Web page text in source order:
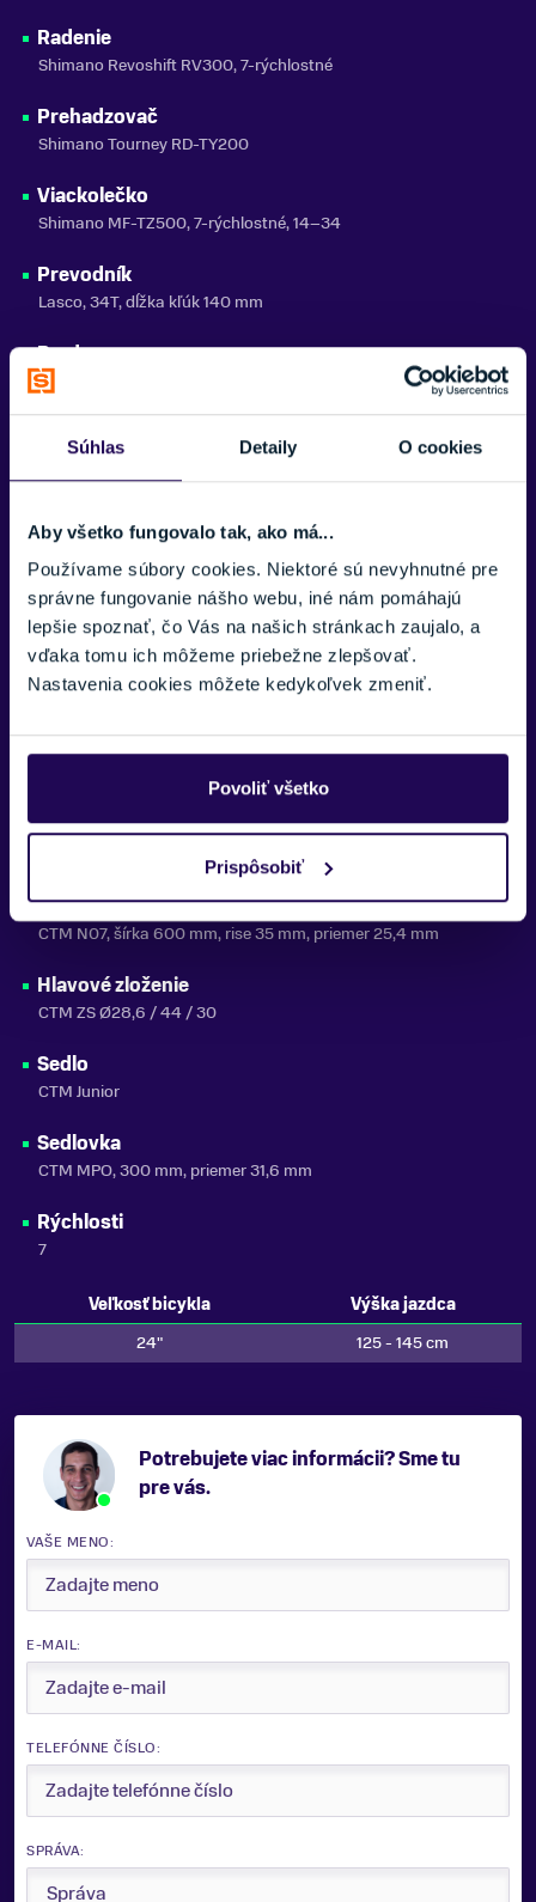
Súhlas Detaily O cookies
Aby všetko fungovalo tak, ako má...
Používame súbory cookies. Niektoré sú nevyhnutné pre
správne fungovanie nášho webu, iné nám pomáhajú
lepšie spoznať, čo Vás na našich stránkach zaujalo, a
vďaka tomu ich môžeme priebežne zlepšovať.
Nastavenia cookies môžete kedykoľvek zmeniť.
Povoliť všetko
Prispôsobiť
Radenie
Shimano Revoshift RV300, 7-rýchlostné
Prehadzovač
Shimano Tourney RD-TY200
Viackolečko
Shimano MF-TZ500, 7-rýchlostné, 14–34
Prevodník
Lasco, 34T, dĺžka kľúk 140 mm
Brzdy
Tektro V-brake
Ráfiky
CTM HLQ-16, 507×21, 32H
W-Tyres 24×1,95", 30 TPI, skinwall
Náboje
CTM alloy, 32H
Pedále
VPE 229
Reťaz
Predstavec
CTM 7213, 40 mm, priemer 25,4 mm
Riadidlá
CTM N07, šírka 600 mm, rise 35 mm, priemer 25,4 mm
Hlavové zloženie
CTM ZS Ø28,6 / 44 / 30
Sedlo
CTM Junior
Sedlovka
CTM MPO, 300 mm, priemer 31,6 mm
Rýchlosti
7
Veľkosť bicykla
Výška jazdca
24"
125 - 145 cm
Potrebujete viac informácii? Sme tu
pre vás.
VAŠE MENO:
E-MAIL:
TELEFÓNNE ČÍSLO:
SPRÁVA: